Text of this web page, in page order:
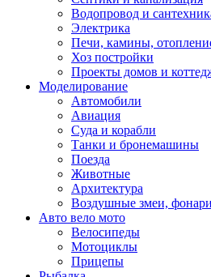
Водопровод и
Электрика
Печи, камины,
Хоз постройки
Проекты домов и
Моделирование
Автомобили
Авиация
Суда и корабли
Танки и бронемашины
Поезда
Животные
Архитектура
Воздушные змеи, фонари
Авто вело мото
Велосипеды
Мотоциклы
Прицепы